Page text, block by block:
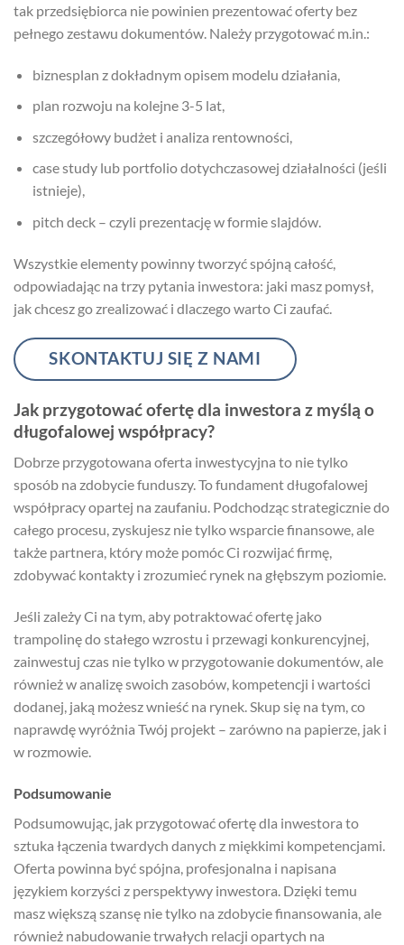
tak przedsiębiorca nie powinien prezentować oferty bez
pełnego zestawu dokumentów. Należy przygotować m.in.:
biznesplan z dokładnym opisem modelu działania,
plan rozwoju na kolejne 3-5 lat,
szczegółowy budżet i analiza rentowności,
case study lub portfolio dotychczasowej działalności (jeśli
istnieje),
pitch deck – czyli prezentację w formie slajdów.
Wszystkie elementy powinny tworzyć spójną całość,
odpowiadając na trzy pytania inwestora: jaki masz pomysł,
jak chcesz go zrealizować i dlaczego warto Ci zaufać.
SKONTAKTUJ SIĘ Z NAMI
Jak przygotować ofertę dla inwestora z myślą o
długofalowej współpracy?
Dobrze przygotowana oferta inwestycyjna to nie tylko
sposób na zdobycie funduszy. To fundament długofalowej
współpracy opartej na zaufaniu. Podchodząc strategicznie do
całego procesu, zyskujesz nie tylko wsparcie finansowe, ale
także partnera, który może pomóc Ci rozwijać firmę,
zdobywać kontakty i zrozumieć rynek na głębszym poziomie.
Jeśli zależy Ci na tym, aby potraktować ofertę jako
trampolinę do stałego wzrostu i przewagi konkurencyjnej,
zainwestuj czas nie tylko w przygotowanie dokumentów, ale
również w analizę swoich zasobów, kompetencji i wartości
dodanej, jaką możesz wnieść na rynek. Skup się na tym, co
naprawdę wyróżnia Twój projekt – zarówno na papierze, jak i
w rozmowie.
Podsumowanie
Podsumowując, jak przygotować ofertę dla inwestora to
sztuka łączenia twardych danych z miękkimi kompetencjami.
Oferta powinna być spójna, profesjonalna i napisana
językiem korzyści z perspektywy inwestora. Dzięki temu
masz większą szansę nie tylko na zdobycie finansowania, ale
również nabudowanie trwałych relacji opartych na